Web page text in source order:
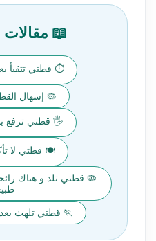
📖
⏱️ قطتي تتقيأ
🦠 إسهال
🖐️ قطتي ترفع
🍽️ قطتي لا
🦠 قطتي تلد و هناك
🏃 قطتي تلهث